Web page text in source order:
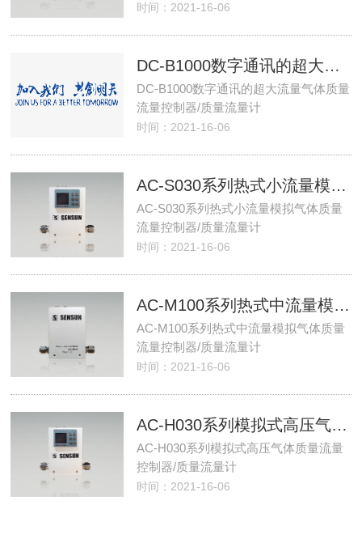
时间：2021-16-06
DC-B1000数字通讯的超大流量气体质量流量控制器/质量流量计
DC-B1000数字通讯的超大流量气体质量
流量控制器/质量流量计
时间：2021-16-06
AC-S030系列热式小流量模拟气体质量流量控制器/质量流量计
AC-S030系列热式小流量模拟气体质量
流量控制器/质量流量计
时间：2021-16-06
AC-M100系列热式中流量模拟气体质量流量控制器/质量流量计
AC-M100系列热式中流量模拟气体质量
流量控制器/质量流量计
时间：2021-16-06
AC-H030系列模拟式高压气体质量流量控制器/质量流量计
AC-H030系列模拟式高压气体质量流量
控制器/质量流量计
时间：2021-16-06